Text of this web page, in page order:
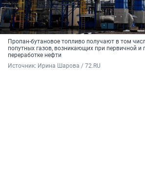
Пропан-бутановое топливо получают в том
попутных газов, возникающих при первичной и
переработке нефти
Источник: Ирина Шарова / 72.RU